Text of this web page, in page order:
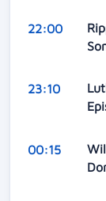
22:00
23:10
00:15